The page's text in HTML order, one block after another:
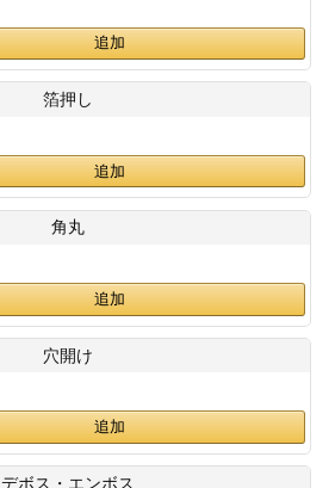
箔押し
角丸
穴開け
デボス・エンボス